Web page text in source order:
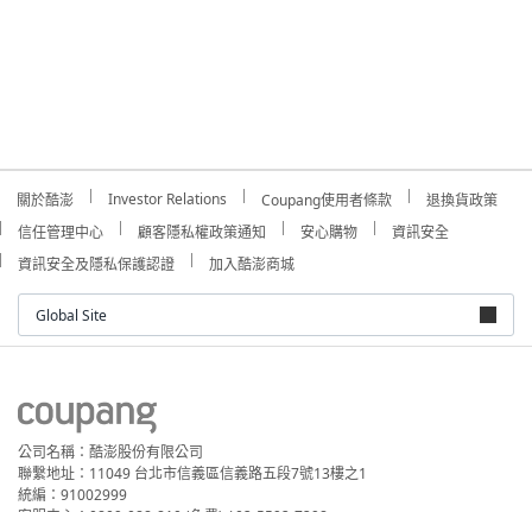
關於酷澎 Investor Relations Coupang使用者條款
退換貨政策
信任管理中心
顧客隱私權政策通知 安心購物
資訊安全
資訊安全及隱私保護認證
加入酷澎商城
Global Site
公司名稱：酷澎股份有限公司
聯繫地址：11049 台北市信義區信義路五段7號13樓之1
統編：91002999